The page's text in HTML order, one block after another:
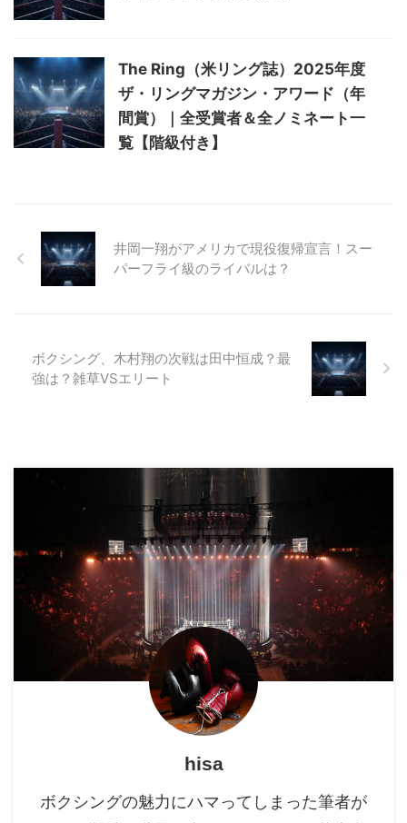
The Ring（米リング誌）2025年度
ザ・リングマガジン・アワード（年
間賞）｜全受賞者＆全ノミネート一
覧【階級付き】
井岡一翔がアメリカで現役復帰宣言！スー
パーフライ級のライバルは？
ボクシング、木村翔の次戦は田中恒成？最
強は？雑草VSエリート
hisa
ボクシングの魅力にハマってしまった筆者が